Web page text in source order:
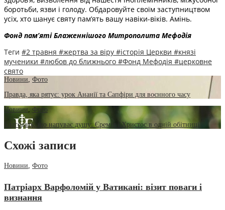
боротьби, язви і голоду. Обдаровуйте своїм заступництвом
усіх, хто шанує святу пам’ять вашу навіки-віків. Амінь.
Фонд пам’яті Блаженнішого Митрополита Мефодія
Теги #2 травня #жертва за віру #історія Церкви #князі
мученики #любов до ближнього #Фонд Мефодія #церковне
свято
Новини Фото
Правда, яка рятує: урок Ананії та Сапфіри для воєнного часу
Новини,Фото
Благодать, що напуває душу: Єремія і Христос в одній обітниці
Схожі записи
Новини, Фото
Патріарх Варфоломій у Ватикані: візит поваги і
визнання